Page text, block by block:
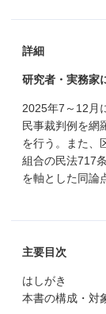
詳細
研究者・実務家
2025年7～12月
民事裁判例を網
を行う。また、
組合の民法717
を軸とした同論
主要目次
はしがき
本書の構成・対